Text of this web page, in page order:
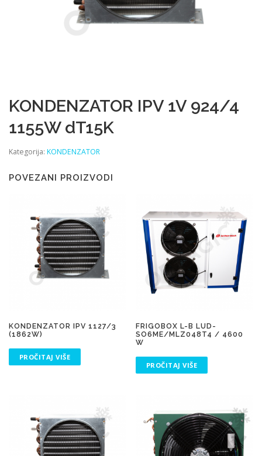
KONDENZATOR IPV 1V 924/4
1155W dT15K
Kategorija: KONDENZATOR
POVEZANI PROIZVODI
KONDENZATOR IPV 1127/3
(1862W)
PROČITAJ VIŠE
FRIGOBOX L-B LUD-
SO6ME/MLZ048T4 / 4600
W
PROČITAJ VIŠE